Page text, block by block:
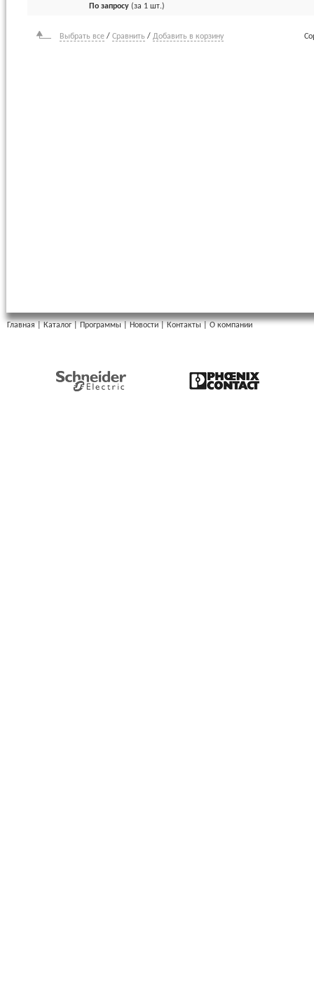
По запросу (за 1 шт.)
Выбрать все / Сравнить / Добавить в корзину
Главная | Каталог | Программы | Новости | Контакты | О компании